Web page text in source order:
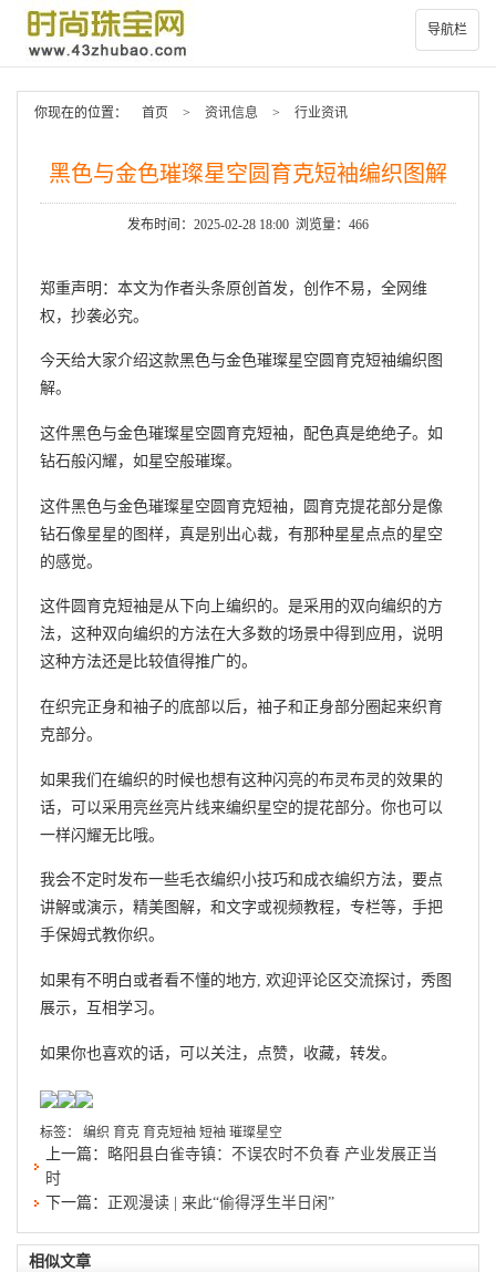
导航栏
你现在的位置： 首页 > 资讯信息 > 行业资讯
黑色与金色璀璨星空圆育克短袖编织图解
发布时间：2025-02-28 18:00 浏览量：466
郑重声明：本文为作者头条原创首发，创作不易，全网维
权，抄袭必究。
今天给大家介绍这款黑色与金色璀璨星空圆育克短袖编织图
解。
这件黑色与金色璀璨星空圆育克短袖，配色真是绝绝子。如
钻石般闪耀，如星空般璀璨。
这件黑色与金色璀璨星空圆育克短袖，圆育克提花部分是像
钻石像星星的图样，真是别出心裁，有那种星星点点的星空
的感觉。
这件圆育克短袖是从下向上编织的。是采用的双向编织的方
法，这种双向编织的方法在大多数的场景中得到应用，说明
这种方法还是比较值得推广的。
在织完正身和袖子的底部以后，袖子和正身部分圈起来织育
克部分。
如果我们在编织的时候也想有这种闪亮的布灵布灵的效果的
话，可以采用亮丝亮片线来编织星空的提花部分。你也可以
一样闪耀无比哦。
我会不定时发布一些毛衣编织小技巧和成衣编织方法，要点
讲解或演示，精美图解，和文字或视频教程，专栏等，手把
手保姆式教你织。
如果有不明白或者看不懂的地方, 欢迎评论区交流探讨，秀图
展示，互相学习。
如果你也喜欢的话，可以关注，点赞，收藏，转发。
标签： 编织 育克 育克短袖 短袖 璀璨星空
上一篇： 略阳县白雀寺镇：不误农时不负春 产业发展正当
时
下一篇：
正观漫读 | 来此“偷得浮生半日闲”
相似文章